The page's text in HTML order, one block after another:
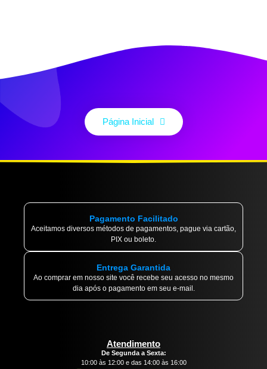
Página Inicial
Pagamento Facilitado
Aceitamos diversos métodos de pagamentos, pague via cartão,
PIX ou boleto.
Entrega Garantida
Ao comprar em nosso site você recebe seu acesso no mesmo
dia após o pagamento em seu e-mail.
Atendimento
De Segunda a Sexta:
10:00 às 12:00 e das 14:00 às 16:00